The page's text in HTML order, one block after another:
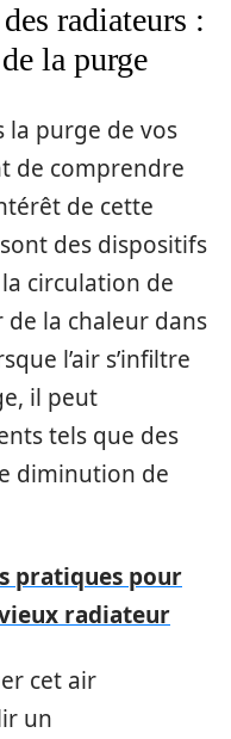
radiateurs :
la purge
la purge de vos
de comprendre
de cette
des dispositifs
circulation de
de la chaleur dans
l’air s’infiltre
il peut
tels que des
diminution de
pratiques pour
radiateur
cet air
un